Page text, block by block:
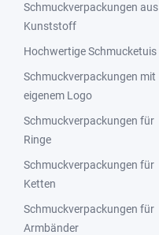
Schmuckverpackungen aus
Kunststoff
Hochwertige Schmucketuis
Schmuckverpackungen mit
eigenem Logo
Schmuckverpackungen für
Ringe
Schmuckverpackungen für
Ketten
Schmuckverpackungen für
Armbänder